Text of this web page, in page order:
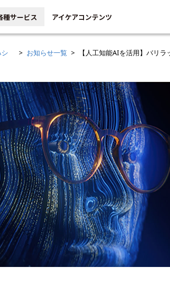
種サービス アイケアコンテンツ
シ お知らせ一覧 【人工知能AIを活用】バリ